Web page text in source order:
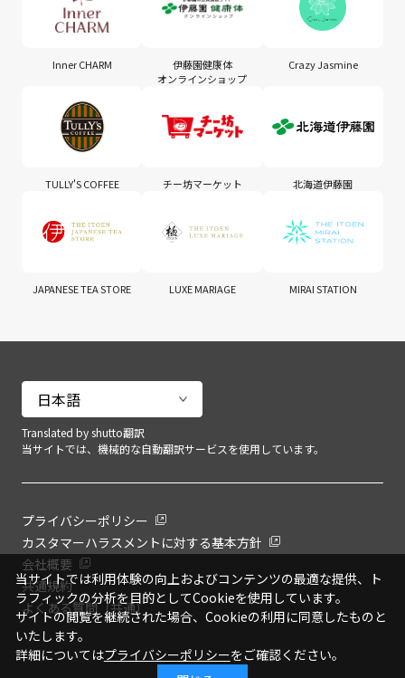
Translated by shutto翻訳
当サイトでは、機械的な自動翻訳サービスを使用しています。
Inner CHARM
伊藤園健康体
オンラインショップ
Crazy Jasmine
TULLY'S COFFEE チー坊マーケット 北海道伊藤園
JAPANESE TEA STORE LUXE MARIAGE MIRAI STATION
プライバシーポリシー
カスタマーハラスメントに対する基本方針
会社概要
共通規約
よくある質問（共通）
当サイトでは利用体験の向上およびコンテンツの最適な提供、ト
ラフィックの分析を目的としてCookieを使用しています。
サイトの閲覧を継続された場合、Cookieの利用に同意したものと
いたします。
詳細についてはプライバシーポリシーをご確認ください。